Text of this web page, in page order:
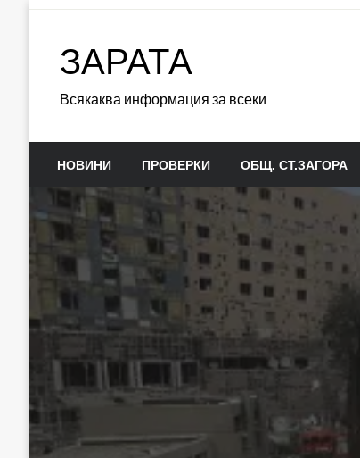
ЗАРАТА
Всякаква информация за всеки
НОВИНИ ПРОВЕРКИ ОБЩ. СТ.ЗАГОРА